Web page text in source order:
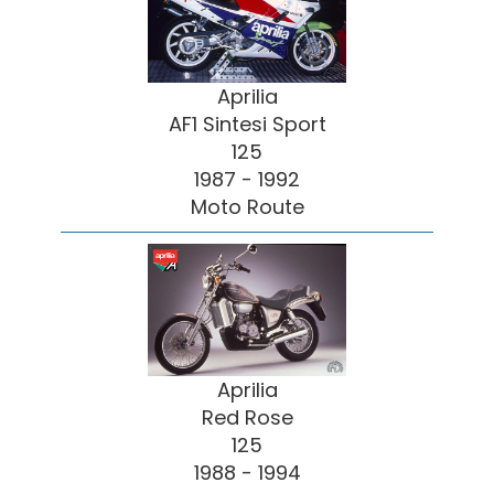
Aprilia
AF1 Sintesi Sport
125
1987 - 1992
Moto Route
Aprilia
Red Rose
125
1988 - 1994